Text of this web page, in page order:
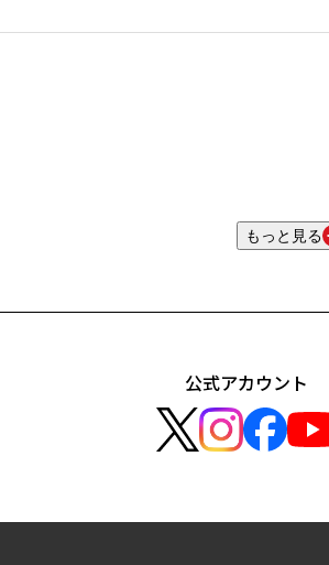
もっと見る
公式アカウント